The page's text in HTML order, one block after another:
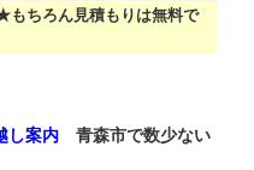
ちろん見積もりは無料で
し案内 青森市で数少ない